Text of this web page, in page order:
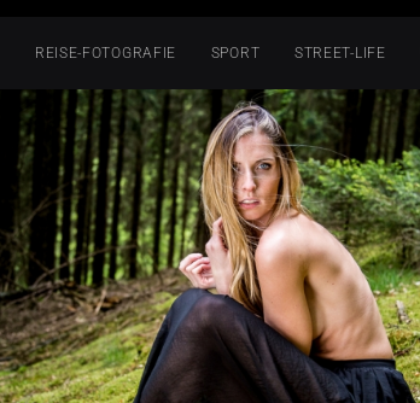
REISE-FOTOGRAFIE SPORT STREET-LIFE